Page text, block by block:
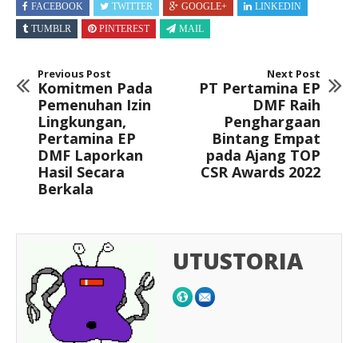
FACEBOOK TWITTER GOOGLE+
LINKEDIN
TUMBLR
PINTEREST MAIL
Previous Post
Komitmen Pada
Pemenuhan Izin
Lingkungan,
Pertamina EP
DMF Laporkan
Hasil Secara
Berkala
Next Post
PT Pertamina EP
DMF Raih
Penghargaan
Bintang Empat
pada Ajang TOP
CSR Awards 2022
UTUSTORIA